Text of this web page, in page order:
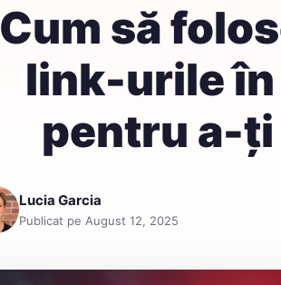
Cum să
link-urile
pentru a-
Lucia Garcia
Publicat pe August 12, 2025